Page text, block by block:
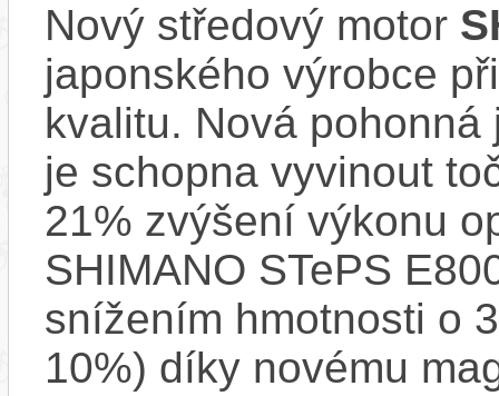
Nový středový motor
japonského výrobce
kvalitu. Nová
je schopna vyvinout
21% zvýšení výkonu
SHIMANO STePS
snížením hmotnosti o
10%) díky novému